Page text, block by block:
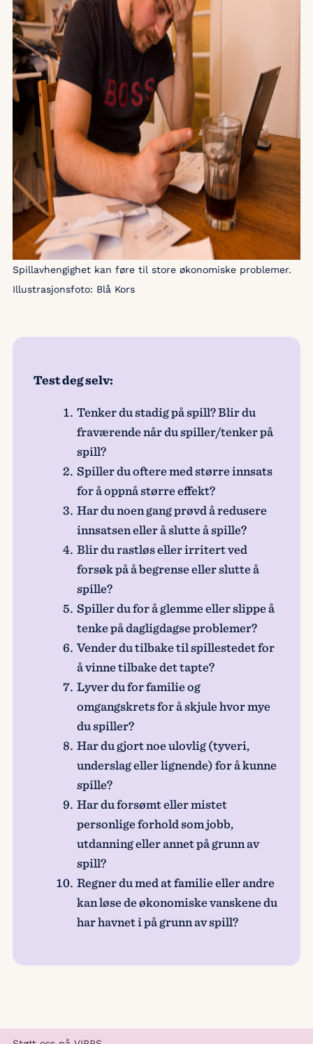
Spillavhengighet kan føre til store økonomiske problemer.
Illustrasjonsfoto: Blå Kors
Test deg selv:
Tenker du stadig på spill? Blir du
fraværende når du spiller/tenker på
spill?
Spiller du oftere med større innsats
for å oppnå større effekt?
Har du noen gang prøvd å redusere
innsatsen eller å slutte å spille?
Blir du rastløs eller irritert ved
forsøk på å begrense eller slutte å
spille?
Spiller du for å glemme eller slippe å
tenke på dagligdagse problemer?
Vender du tilbake til spillestedet for
å vinne tilbake det tapte?
Lyver du for familie og
omgangskrets for å skjule hvor mye
du spiller?
Har du gjort noe ulovlig (tyveri,
underslag eller lignende) for å kunne
spille?
Har du forsømt eller mistet
personlige forhold som jobb,
utdanning eller annet på grunn av
spill?
Regner du med at familie eller andre
kan løse de økonomiske vanskene du
har havnet i på grunn av spill?